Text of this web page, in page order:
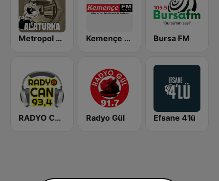
Metropol FM - Alaturka Kemençe FM Bursa FM
RADYO CAN Radyo Gül Efsane 4'lü